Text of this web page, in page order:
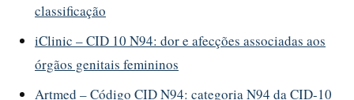
classificação
iClinic – CID 10 N94: dor e afecções associadas aos
órgãos genitais femininos
Artmed – Código CID N94: categoria N94 da CID-10